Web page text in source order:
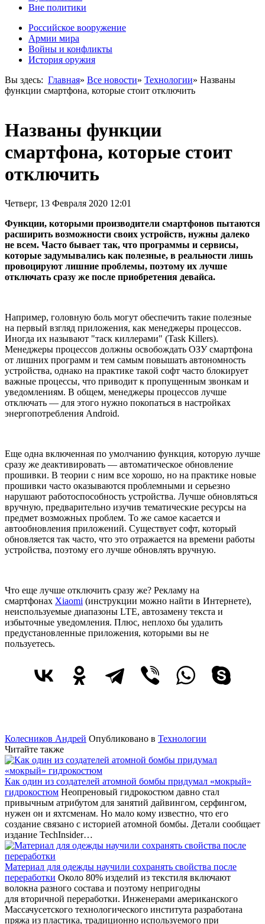
Вне политики
Российское вооружение
Армии мира
Войны и конфликты
История оружия
Вы здесь: Главная» Все новости» Технологии» Названы
функции смартфона, которые стоит отключить
Названы функции
смартфона, которые стоит
отключить
Четверг, 13 Февраля 2020 12:01
Функции, которыми производители смартфонов пытаются
расширить возможности своих устройств, нужны далеко
не всем. Часто бывает так, что программы и сервисы,
которые задумывались как полезные, в реальности лишь
провоцируют лишние проблемы, поэтому их лучше
отключать сразу же после приобретения девайса.
Например, головную боль могут обеспечить такие полезные
на первый взгляд приложения, как менеджеры процессов.
Иногда их называют "таск киллерами" (Task Killers).
Менеджеры процессов должны освобождать ОЗУ смартфона
от лишних программ и тем самым повышать автономность
устройства, однако на практике такой софт часто блокирует
важные процессы, что приводит к пропущенным звонкам и
уведомлениям. В общем, менеджеры процессов лучше
отключать — для этого нужно покопаться в настройках
энергопотребления Android.
Еще одна включенная по умолчанию функция, которую лучше
сразу же деактивировать — автоматическое обновление
прошивки. В теории с ним все хорошо, но на практике новые
прошивки часто оказываются проблемными и серьезно
нарушают работоспособность устройства. Лучше обновляться
вручную, предварительно изучив тематические ресурсы на
предмет возможных проблем. То же самое касается и
автообновления приложений. Существует софт, который
обновляется так часто, что это отражается на времени работы
устройства, поэтому его лучше обновлять вручную.
Что еще лучше отключить сразу же? Рекламу на
смартфонах Xiaomi (инструкции можно найти в Интернете),
неиспользуемые диапазоны LTE, автозамену текста и
избыточные уведомления. Плюс, неплохо бы удалить
предустановленные приложения, которыми вы не
пользуетесь.
Колесников Андрей Опубликовано в Технологии
Читайте также
Как один из создателей атомной бомбы придумал «мокрый»
гидрокостюм Неопреновый гидрокостюм давно стал
привычным атрибутом для занятий дайвингом, серфингом,
нужен он и яхтсменам. Но мало кому известно, что его
создание связано с историей атомной бомбы. Детали сообщает
издание TechInsider…
Материал для одежды научили сохранять свойства после
переработки Около 80% изделий из текстиля включают
волокна разного состава и поэтому непригодны
для вторичной переработки. Инженерами американского
Массачусетского технологического института разработана
пряжа из пластика, традиционно используемого при